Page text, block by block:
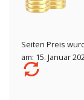
Seiten Preis
am: 15. Januar